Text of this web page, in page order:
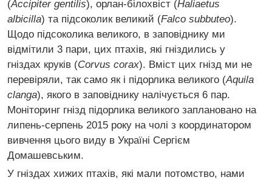
(Accipiter gentilis), орлан-білохвіст (Haliaetus
albicilla) та підсоколик великий (Falco subbuteo).
Щодо підсоколика великого, в заповіднику ми
відмітили 3 пари, цих птахів, які гніздились у
гніздах круків (Corvus corax). Вміст цих гнізд ми не
перевіряли, так само як і підорлика великого (Aquila
clanga), якого в заповіднику налічується 6 пар.
Моніторинг гнізд підорлика великого заплановано на
липень-серпень 2015 року на чолі з координатором
вивчення цього виду в Україні Сергієм
Домашевським.
У гніздах хижих птахів, які мали потомство, нами